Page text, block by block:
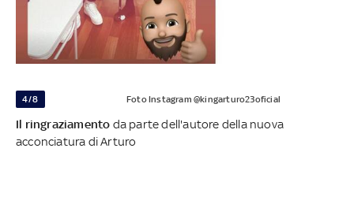
4/8 Foto Instagram @kingarturo23oficial
Il ringraziamento da parte dell'autore della nuova
acconciatura di Arturo